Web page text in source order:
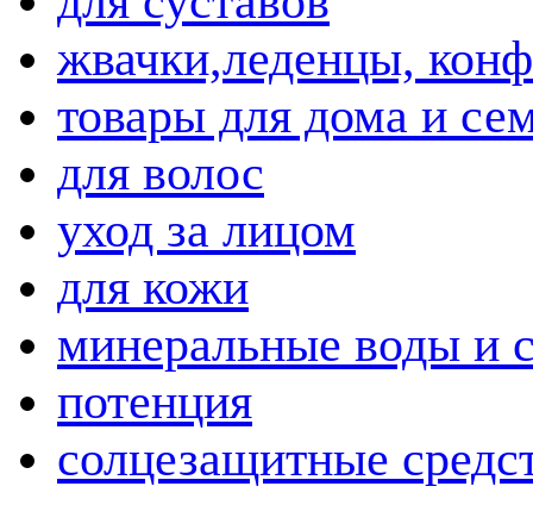
жвачки,леденцы,
товары для дома и
для волос
уход за лицом
для кожи
минеральные воды и
потенция
солцезащитные